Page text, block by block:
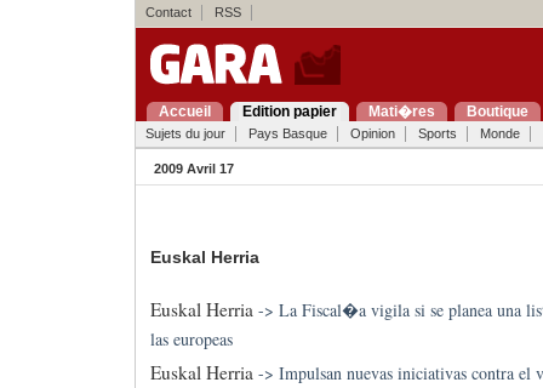
Contact RSS
Accueil Edition papier Mati�res Boutique
Sujets du jour Pays Basque Opinion Sports Monde
2009 Avril 17
Euskal Herria
Euskal Herria-> La Fiscal�a vigila si se planea una
las europeas
Euskal Herria -> Impulsan nuevas iniciativas contra el